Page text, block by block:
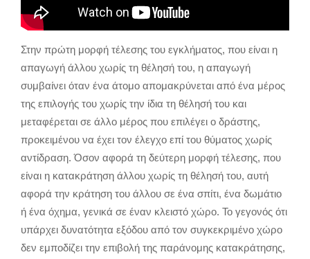
Στην πρώτη μορφή τέλεσης του εγκλήματος, που είναι η
απαγωγή άλλου χωρίς τη θέλησή του, η απαγωγή
συμβαίνει όταν ένα άτομο απομακρύνεται από ένα μέρος
της επιλογής του χωρίς την ίδια τη θέλησή του και
μεταφέρεται σε άλλο μέρος που επιλέγει ο δράστης,
προκειμένου να έχει τον έλεγχο επί του θύματος χωρίς
αντίδραση. Όσον αφορά τη δεύτερη μορφή τέλεσης, που
είναι η κατακράτηση άλλου χωρίς τη θέλησή του, αυτή
αφορά την κράτηση του άλλου σε ένα σπίτι, ένα δωμάτιο
ή ένα όχημα, γενικά σε έναν κλειστό χώρο. Το γεγονός ότι
υπάρχει δυνατότητα εξόδου από τον συγκεκριμένο χώρο
δεν εμποδίζει την επιβολή της παράνομης κατακράτησης,